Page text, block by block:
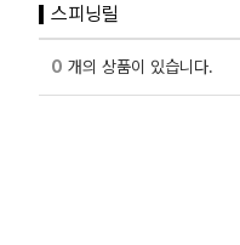
스피닝릴
0 개의 상품이 있습니다.